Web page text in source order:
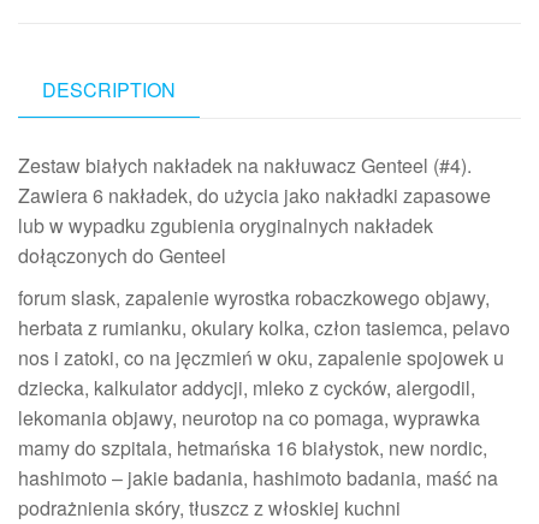
DESCRIPTION
Zestaw białych nakładek na nakłuwacz Genteel (#4).
Zawiera 6 nakładek, do użycia jako nakładki zapasowe
lub w wypadku zgubienia oryginalnych nakładek
dołączonych do Genteel
forum slask, zapalenie wyrostka robaczkowego objawy,
herbata z rumianku, okulary kolka, człon tasiemca, pelavo
nos i zatoki, co na jęczmień w oku, zapalenie spojowek u
dziecka, kalkulator addycji, mleko z cycków, alergodil,
lekomania objawy, neurotop na co pomaga, wyprawka
mamy do szpitala, hetmańska 16 białystok, new nordic,
hashimoto – jakie badania, hashimoto badania, maść na
podrażnienia skóry, tłuszcz z włoskiej kuchni